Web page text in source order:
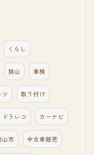
くらし
狭山 車検
ツ 取り付け
ドラレコ カーナビ
山市 中古車販売